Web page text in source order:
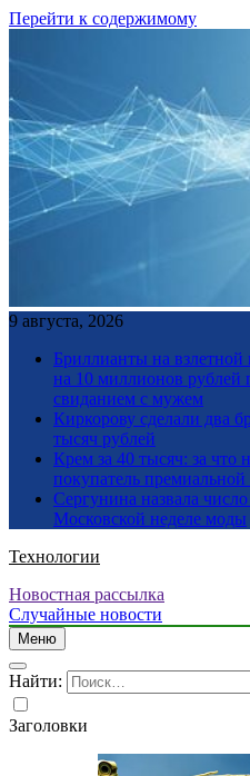
Перейти к содержимому
9 августа, 2026
Бриллианты на взлетной
на 10 миллионов рублей
свиданием с мужем
Киркорову сделали два
тысяч рублей
Крем за 40 тысяч: за что
покупатель премиальной
Сергунина назвала
Московской неделе моды
Технологии
Новостная рассылка
Случайные новости
Меню
Найти:
Заголовки